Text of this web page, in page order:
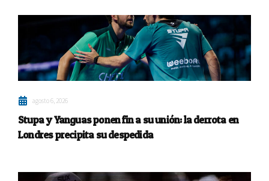
agosto 6, 2026
Stupa y Yanguas ponen fin a su unión: la derrota en
Londres precipita su despedida